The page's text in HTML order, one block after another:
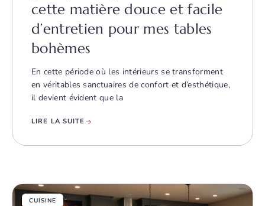
cette matière douce et facile
d’entretien pour mes tables
bohèmes
En cette période où les intérieurs se transforment
en véritables sanctuaires de confort et d’esthétique,
il devient évident que la
LIRE LA SUITE
CUISINE